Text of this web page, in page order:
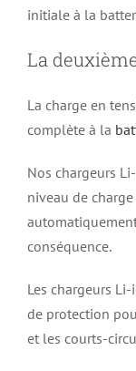
initiale à la
La
La charge en
complète à la
Nos chargeurs
niveau de
conséquence.
Les chargeurs
de protection
et les courts-